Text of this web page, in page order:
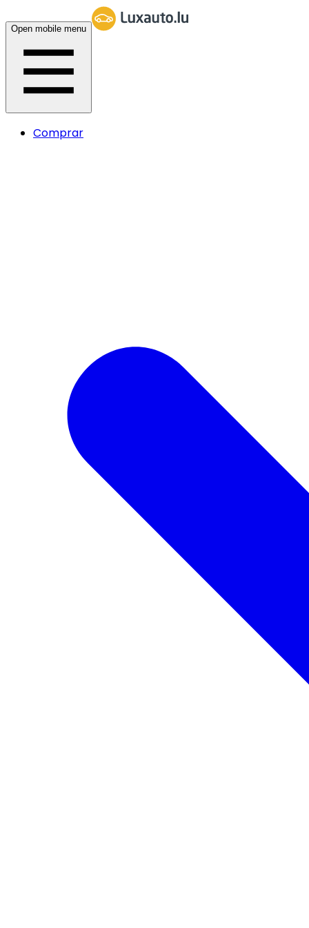
Open mobile menu
Comprar